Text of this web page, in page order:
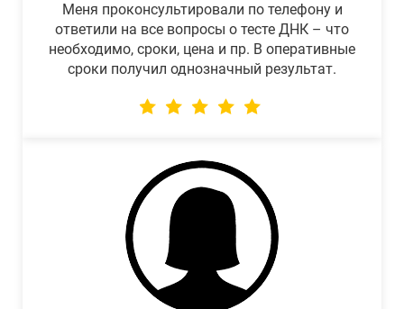
Меня проконсультировали по телефону и
ответили на все вопросы о тесте ДНК – что
необходимо, сроки, цена и пр. В оперативные
сроки получил однозначный результат.